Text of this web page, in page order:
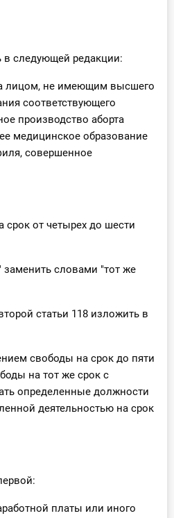
следующей редакции:
лицом, не имеющим высшего
соответствующего
производство аборта
медицинское образование
совершенное
срок от четырех до шести
заменить словами "тот же
статьи 118 изложить в
свободы на срок до пяти
на тот же срок с
определенные должности
деятельностью на срок
платы или иного